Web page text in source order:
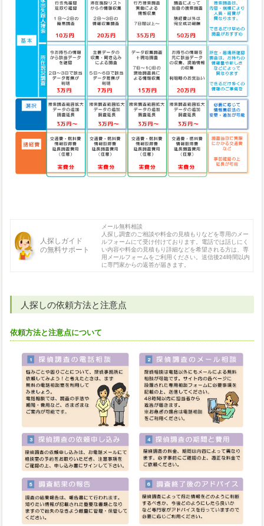
人探しガイド
の無料サポート
メール無料相談
人探し調査のご相談や料金の見積もりなどを専用のメー
ルフォームにて受け付けております。電話では話しにく
い内容や料金の見積もり詳細などを希望される方は、専
用メールフォームをご利用ください。送信後24時間以内
に専門家からの返答が届きます。
人探しの依頼方法と注意点
依頼方法と注意点について